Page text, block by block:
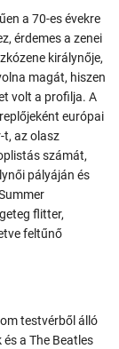
a 70-es évekre
érdemes a zenei
királynője,
magát, hiszen
volt a profilja. A
európai
t, az olasz
számát,
pályáján és
flitter,
feltűnő
testvérből álló
a The Beatles